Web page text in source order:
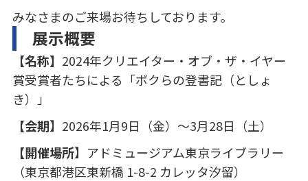
みなさまのご来場お待ちしております。
展示概要
【名称】 2024年クリエイター・オブ・ザ・イヤー
賞受賞者たちによる「ボクらの登書記（としょ
き）」
【会期】2026年1月9日（金）～3月28日（土）
【開催場所】アドミュージアム東京ライブラリー
（東京都港区東新橋 1-8-2 カレッタ汐留）